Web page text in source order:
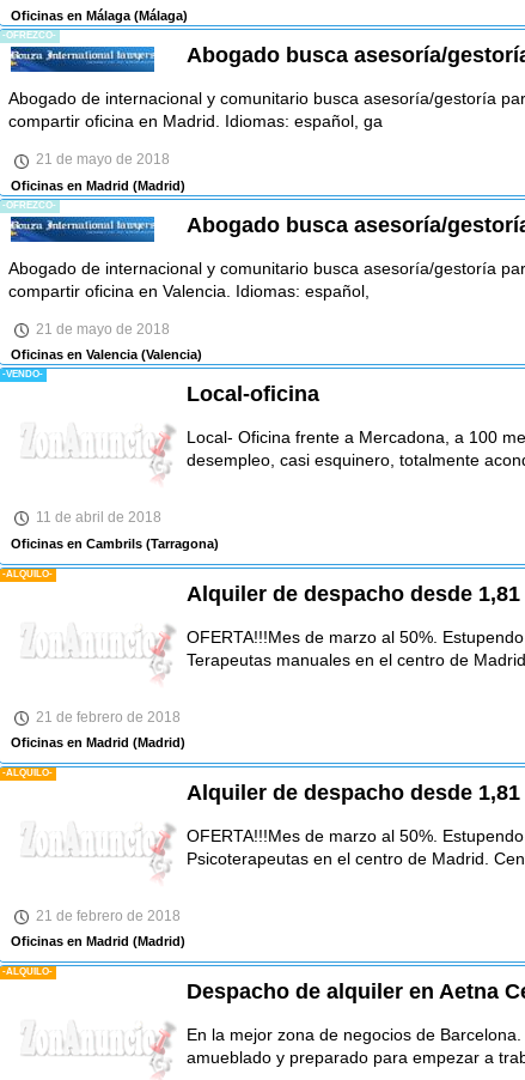
Oficinas en Málaga(Málaga)
-OFREZCO-
Abogado busca asesoría/
Abogado de internacional y comunitario busca asesoría/gestoría
compartir oficina en Madrid. Idiomas: español, ga
21 de mayo de 2018
Oficinas en Madrid (Madrid)
-OFREZCO-
Abogado busca asesoría/
Abogado de internacional y comunitario busca asesoría/gestoría
compartir oficina en Valencia. Idiomas: español,
21 de mayo de 2018
Oficinas en Valencia(Valencia)
-VENDO-
Local-oficina
Local- Oficina frente a Mercadona, a 100
desempleo, casi esquinero, totalmente
11 de abril de 2018
Oficinas en Cambrils(Tarragona)
-ALQUILO-
Alquiler de despacho desde
OFERTA!!!Mes de marzo al 50%.
Terapeutas manuales en el centro de
21 de febrero de 2018
Oficinas en Madrid (Madrid)
-ALQUILO-
Alquiler de despacho desde
OFERTA!!!Mes de marzo al 50%.
Psicoterapeutas en el centro de Madrid.
21 de febrero de 2018
Oficinas en Madrid (Madrid)
-ALQUILO-
Despacho de alquiler en Aetna
En la mejor zona de negocios de
amueblado y preparado para empezar a